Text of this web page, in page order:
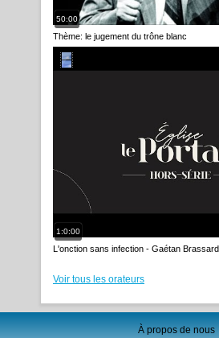
50:00
Thème: le jugement du trône blanc
1:0:00
L'onction sans infection - Gaétan Brassard
Voir tous les orateurs
À propos de nous